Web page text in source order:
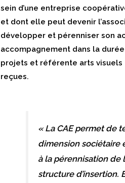
sein d’une entreprise
et dont elle peut devenir
développer et pérenniser son
accompagnement dans la
projets et référente arts
reçues.
« La CAE permet de
dimension sociétaire
à la pérennisation de
structure d’insertion.